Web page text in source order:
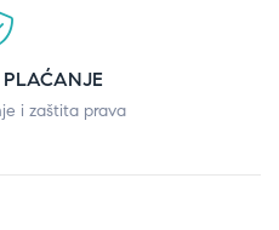
i zaštita prava